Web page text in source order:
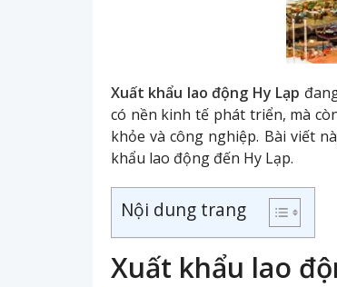
Xuất khẩu lao động Hy Lạp
có nền kinh tế phát triển, mà
khỏe và công nghiệp. Bài viết
khẩu lao động đến Hy Lạp.
Nội dung trang
Xuất khẩu lao